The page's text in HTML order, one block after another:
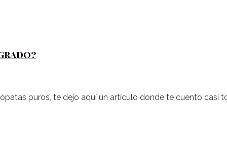
puros, te dejo aquí un artículo donde te cuento casi